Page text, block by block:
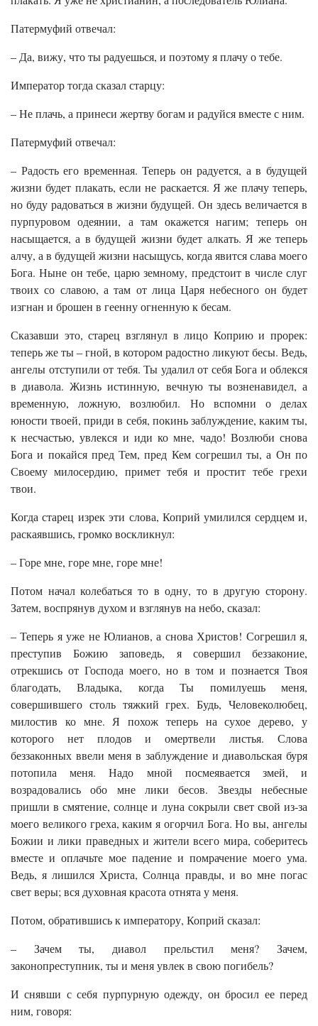
Патермуфий отвечал:
– Да, вижу, что ты радуешься, и поэтому я плачу о тебе.
Император тогда сказал старцу:
– Не плачь, а принеси жертву богам и радуйся вместе с ним.
Патермуфий отвечал:
– Радость его временная. Теперь он радуется, а в будущей
жизни будет плакать, если не раскается. Я же плачу теперь,
но буду радоваться в жизни будущей. Он здесь величается в
пурпуровом одеянии, а там окажется нагим; теперь он
насыщается, а в будущей жизни будет алкать. Я же теперь
алчу, а в будущей жизни насыщусь, когда явится слава моего
Бога. Ныне он тебе, царю земному, предстоит в числе слуг
твоих со славою, а там от лица Царя небесного он будет
изгнан и брошен в геенну огненную к бесам.
Сказавши это, старец взглянул в лицо Коприю и прорек:
теперь же ты – гной, в котором радостно ликуют бесы. Ведь,
ангелы отступили от тебя. Ты удалил от себя Бога и облекся
в диавола. Жизнь истинную, вечную ты возненавидел, а
временную, ложную, возлюбил. Но вспомни о делах
юности твоей, приди в себя, покинь заблуждение, каким ты,
к несчастью, увлекся и иди ко мне, чадо! Возлюби снова
Бога и покайся пред Тем, пред Кем согрешил ты, а Он по
Своему милосердию, примет тебя и простит тебе грехи
твои.
Когда старец изрек эти слова, Коприй умилился сердцем и,
раскаявшись, громко воскликнул:
– Горе мне, горе мне, горе мне!
Потом начал колебаться то в одну, то в другую сторону.
Затем, воспрянув духом и взглянув на небо, сказал:
– Теперь я уже не Юлианов, а снова Христов! Согрешил я,
преступив Божию заповедь, я совершил беззаконие,
отрекшись от Господа моего, но в том и познается Твоя
благодать, Владыка, когда Ты помилуешь меня,
совершившего столь тяжкий грех. Будь, Человеколюбец,
милостив ко мне. Я похож теперь на сухое дерево, у
которого нет плодов и омертвели листья. Слова
беззаконных ввели меня в заблуждение и диавольская буря
потопила меня. Надо мной посмеявается змей, и
возрадовались обо мне лики бесов. Звезды небесные
пришли в смятение, солнце и луна сокрыли свет свой из-за
моего великого греха, каким я огорчил Бога. Но вы, ангелы
Божии и лики праведных и жители всего мира, соберитесь
вместе и оплачьте мое падение и помрачение моего ума.
Ведь, я лишился Христа, Солнца правды, и во мне погас
свет веры; вся духовная красота отнята у меня.
Потом, обратившись к императору, Коприй сказал:
– Зачем ты, диавол прельстил меня? Зачем,
законопреступник, ты и меня увлек в свою погибель?
И снявши с себя пурпурную одежду, он бросил ее перед
ним, говоря: